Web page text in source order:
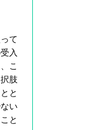
て
入
こ
肢
と
い
と